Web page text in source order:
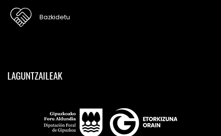
Bazkidetu
LAGUNTZAILEAK